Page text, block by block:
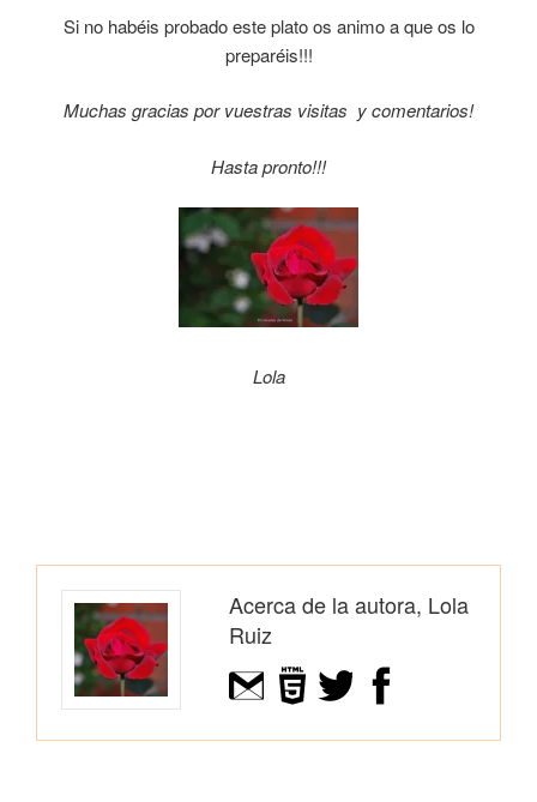
Si no habéis probado este plato os animo a que os lo
preparéis!!!
Muchas gracias por vuestras visitas y comentarios!
Hasta pronto!!!
Lola
Acerca de la autora, Lola
Ruiz